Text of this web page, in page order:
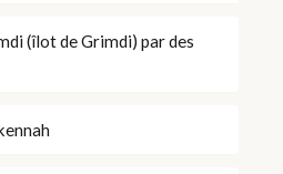
(îlot de Grimdi) par des